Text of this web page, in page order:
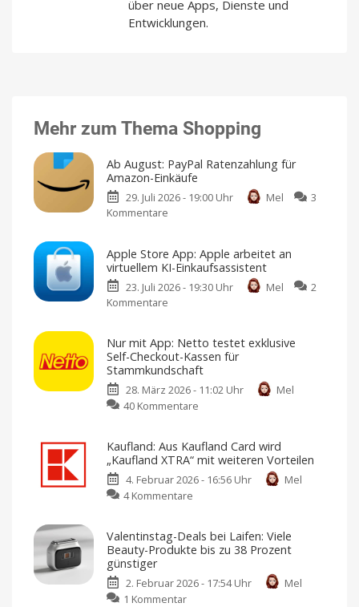
über neue Apps, Dienste und
Entwicklungen.
Mehr zum Thema Shopping
Ab August: PayPal Ratenzahlung für
Amazon-Einkäufe
29. Juli 2026 - 19:00 Uhr Mel
3
Kommentare
PayPal
Ratenzahlung
für
Einkäufe
in
Raten
abbezahlen
Apple Store App: Apple arbeitet an
virtuellem KI-Einkaufsassistent
23. Juli 2026 - 19:30 Uhr Mel
2
Kommentare
App:
Apple
arbeitet
an
virtuellem
Einkaufsassistent
Neue
Funktion
personalisierte
Beratung
Nur mit App: Netto testet exklusive
Self-Checkout-Kassen für
Stammkundschaft
28. März 2026 - 11:02 Uhr
Mel
40 Kommentare
App:
Netto
testet
Kassen
für
Stammkundschaft
Netto-
Kaufland: Aus Kaufland Card wird
„Kaufland XTRA“ mit weiteren Vorteilen
4. Februar 2026 - 16:56 Uhr
Mel
4 Kommentare
Kaufland
Card
„Kaufland
Valentinstag-Deals bei Laifen: Viele
Beauty-Produkte bis zu 38 Prozent
günstiger
2. Februar 2026 - 17:54 Uhr
Mel
1 Kommentar